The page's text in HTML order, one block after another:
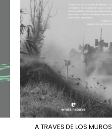
A TRAVES DE LOS MUROS